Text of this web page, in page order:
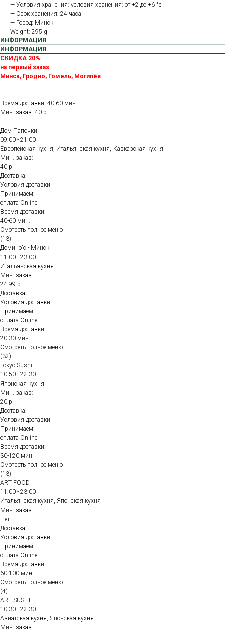
— Условия хранения: условия хранения: от +2 до +6 °с
— Срок хранения: 24 часа
— Город: Минск
Weight: 295 g
ИНФОРМАЦИЯ
ИНФОРМАЦИЯ
СКИДКА 20%
на первый заказ
Минск, Гродно, Гомель, Могилёв
Время доставки: 40-60 мин.
Мин. заказ: 40 р
Дом Папочки
09:00 - 21:00
Европейская кухня, Итальянская кухня, Кавказская кухня
Мин. заказ:
40 р
Доставка:
Условия доставки
Принимаем:
оплата Online
Время доставки:
40-60 мин.
Смотреть полное меню
(13)
Домино'с - Минск
11:00 - 23:00
Итальянская кухня
Мин. заказ:
24.99 р
Доставка:
Условия доставки
Принимаем:
оплата Online
Время доставки:
20-30 мин.
Смотреть полное меню
(32)
Tokyo Sushi
10:50 - 22:30
Японская кухня
Мин. заказ:
20 р
Доставка:
Условия доставки
Принимаем:
оплата Online
Время доставки:
30-120 мин.
Смотреть полное меню
(13)
ART FOOD
11:00 - 23:00
Итальянская кухня, Японская кухня
Мин. заказ:
Нет
Доставка:
Условия доставки
Принимаем:
оплата Online
Время доставки:
60-100 мин.
Смотреть полное меню
(4)
ART SUSHI
10:30 - 22:30
Азиатская кухня, Японская кухня